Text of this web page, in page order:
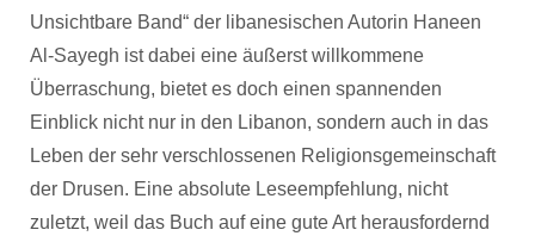
Unsichtbare Band“ der libanesischen Autorin Haneen
Al-Sayegh ist dabei eine äußerst willkommene
Überraschung, bietet es doch einen spannenden
Einblick nicht nur in den Libanon, sondern auch in das
Leben der sehr verschlossenen Religionsgemeinschaft
der Drusen. Eine absolute Leseempfehlung, nicht
zuletzt, weil das Buch auf eine gute Art herausfordernd